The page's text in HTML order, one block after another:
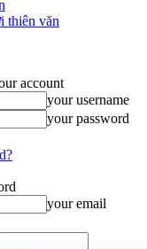
thiên văn
account
your username
your password
your email